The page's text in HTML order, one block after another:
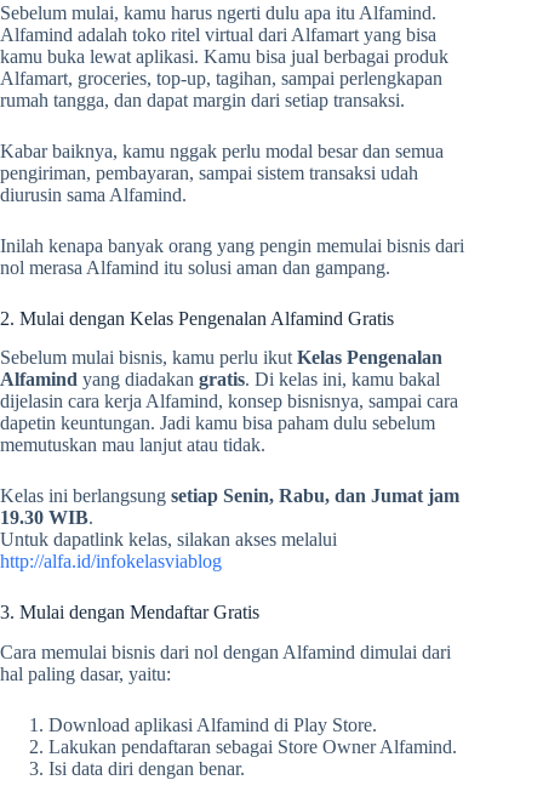
Sebelum mulai, kamu harus ngerti dulu apa itu Alfamind.
Alfamind adalah toko ritel virtual dari Alfamart yang bisa
kamu buka lewat aplikasi. Kamu bisa jual berbagai produk
Alfamart, groceries, top-up, tagihan, sampai perlengkapan
rumah tangga, dan dapat margin dari setiap transaksi.
Kabar baiknya, kamu nggak perlu modal besar dan semua
pengiriman, pembayaran, sampai sistem transaksi udah
diurusin sama Alfamind.
Inilah kenapa banyak orang yang pengin memulai bisnis dari
nol merasa Alfamind itu solusi aman dan gampang.
2. Mulai dengan Kelas Pengenalan Alfamind Gratis
Sebelum mulai bisnis, kamu perlu ikut Kelas Pengenalan
Alfamind yang diadakan gratis. Di kelas ini, kamu bakal
dijelasin cara kerja Alfamind, konsep bisnisnya, sampai cara
dapetin keuntungan. Jadi kamu bisa paham dulu sebelum
memutuskan mau lanjut atau tidak.
Kelas ini berlangsung setiap Senin, Rabu, dan Jumat jam
19.30 WIB.
Untuk dapatlink kelas, silakan akses melalui
http://alfa.id/infokelasviablog
3. Mulai dengan Mendaftar Gratis
Cara memulai bisnis dari nol dengan Alfamind dimulai dari
hal paling dasar, yaitu:
Download aplikasi Alfamind di Play Store.
Lakukan pendaftaran sebagai Store Owner Alfamind.
Isi data diri dengan benar.